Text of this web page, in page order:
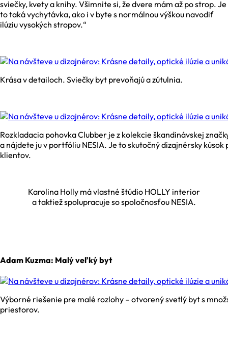
sviečky, kvety a knihy. Všimnite si, že dvere mám až po strop. Je
to taká vychytávka, ako i v byte s normálnou výškou navodiť
ilúziu vysokých stropov.“
Krása v detailoch. Sviečky byt prevoňajú a zútulnia.
Rozkladacia pohovka Clubber je z kolekcie škandinávskej
a nájdete ju v portfóliu NESIA. Je to skutočný dizajnérsky
klientov.
Karolina Holly má vlastné štúdio HOLLY interior
a taktiež spolupracuje so spoločnosťou NESIA.
Adam Kuzma: Malý veľký byt
Výborné riešenie pre malé rozlohy – otvorený svetlý byt s
priestorov.